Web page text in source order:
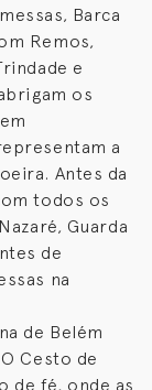
Barca
Remos,
e
os
a
Antes da
todos os
Guarda
de
na
de Belém
Cesto de
de fé, onde as